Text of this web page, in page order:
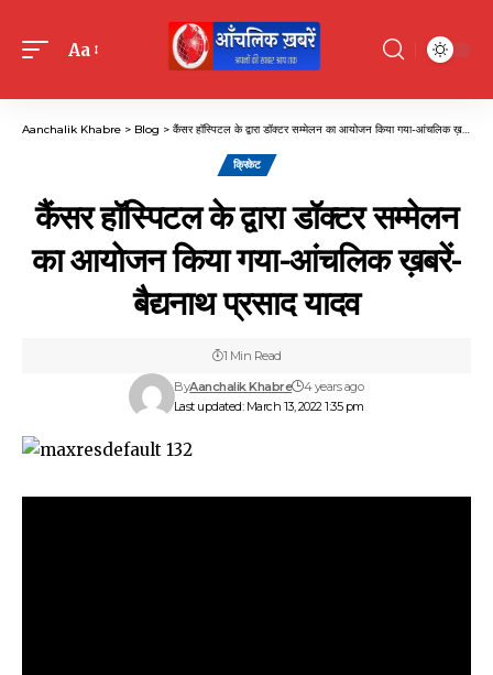
Font
Aa
Aanchalik Khabre > Blog > कैंसर हॉस्पिटल के द्वारा डॉक्टर सम्मेलन का आयोजन किया गया-आंचलिक ख़बरें-बैद्यनाथ प्रसाद यादव
क्रिकेट
कैंसर हॉस्पिटल के द्वारा डॉक्टर सम्मेलन
का आयोजन किया गया-आंचलिक ख़बरें-
बैद्यनाथ प्रसाद यादव
Last updated: March 13, 2022 1:35 pm
ByAanchalik Khabre 4 years ago
1 Min Read